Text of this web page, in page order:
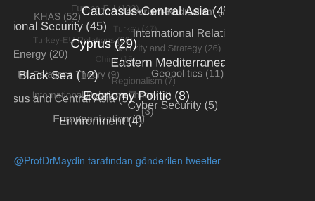
@ProfDrMaydin tarafından gönderilen tweetler